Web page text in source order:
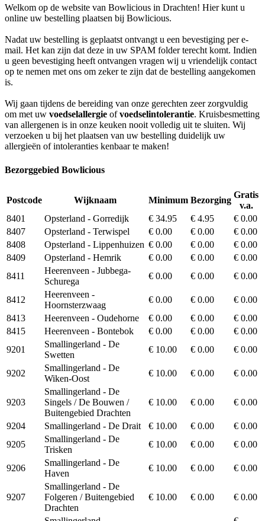
Welkom op de website van Bowlicious in Drachten! Hier kunt u
online uw bestelling plaatsen bij Bowlicious.
Nadat uw bestelling is geplaatst ontvangt u een bevestiging per e-
mail. Het kan zijn dat deze in uw SPAM folder terecht komt. Indien
u geen bevestiging heeft ontvangen vragen wij u vriendelijk contact
op te nemen met ons om zeker te zijn dat de bestelling aangekomen
is.
Wij gaan tijdens de bereiding van onze gerechten zeer zorgvuldig
om met uw voedselallergie ofvoedselintolerantie. Kruisbesmetting
van allergenen is in onze keuken nooit volledig uit te sluiten. Wij
verzoeken u bij het plaatsen van uw bestelling duidelijk uw
allergieën of intoleranties kenbaar te maken!
Bezorggebied Bowlicious
Postcode Wijknaam Minimum Bezorging
Gratis
v.a.
8401
Opsterland - Gorredijk € 34.95 € 4.95
€ 0.00
8407
Opsterland - Terwispel € 0.00 € 0.00
€ 0.00
8408
Opsterland - Lippenhuizen € 0.00 € 0.00
€ 0.00
8409
Opsterland - Hemrik € 0.00 € 0.00
€ 0.00
8411
Heerenveen - Jubbega-
Schurega
€ 0.00 € 0.00 € 0.00
8412
Heerenveen -
Hoornsterzwaag
€ 0.00 € 0.00
€ 0.00
8413
Heerenveen - Oudehorne € 0.00 € 0.00
€ 0.00
8415
Heerenveen - Bontebok € 0.00 € 0.00
€ 0.00
9201
Smallingerland - De
Swetten
€ 10.00 € 0.00 € 0.00
9202
Smallingerland - De
Wiken-Oost
€ 10.00 € 0.00 € 0.00
9203
Smallingerland - De
Singels / De Bouwen /
Buitengebied Drachten
€ 10.00 € 0.00 € 0.00
9204 Smallingerland - De Drait € 10.00 € 0.00
€ 0.00
9205
Smallingerland - De
Trisken
€ 10.00 € 0.00 € 0.00
9206
Smallingerland - De
Haven
€ 10.00 € 0.00 € 0.00
9207
Smallingerland - De
Folgeren / Buitengebied
Drachten
€ 10.00 € 0.00 € 0.00